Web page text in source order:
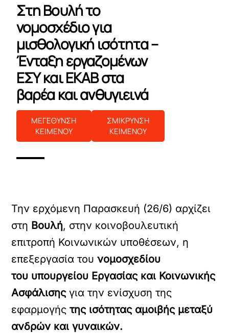
Στη Βουλή το
νομοσχέδιο για
μισθολογική ισότητα –
Ένταξη εργαζομένων
ΕΣΥ και ΕΚΑΒ στα
βαρέα και ανθυγιεινά
ΜΕΓΕΘΥΝΣΗ
ΚΕΙΜΕΝΟΥ
ΣΜΙΚΡΥΝΣΗ
ΚΕΙΜΕΝΟΥ
Την ερχόμενη Παρασκευή (26/6) αρχίζει
στη Βουλή, στην κοινοβουλευτική
επιτροπή Κοινωνικών υποθέσεων, η
επεξεργασία του νομοσχεδίου
του υπουργείου Εργασίας και Κοινωνικής
Ασφάλισηςγια την ενίσχυση της
εφαρμογήςτης ισότητας αμοιβής μεταξύ
ανδρών και γυναικών.